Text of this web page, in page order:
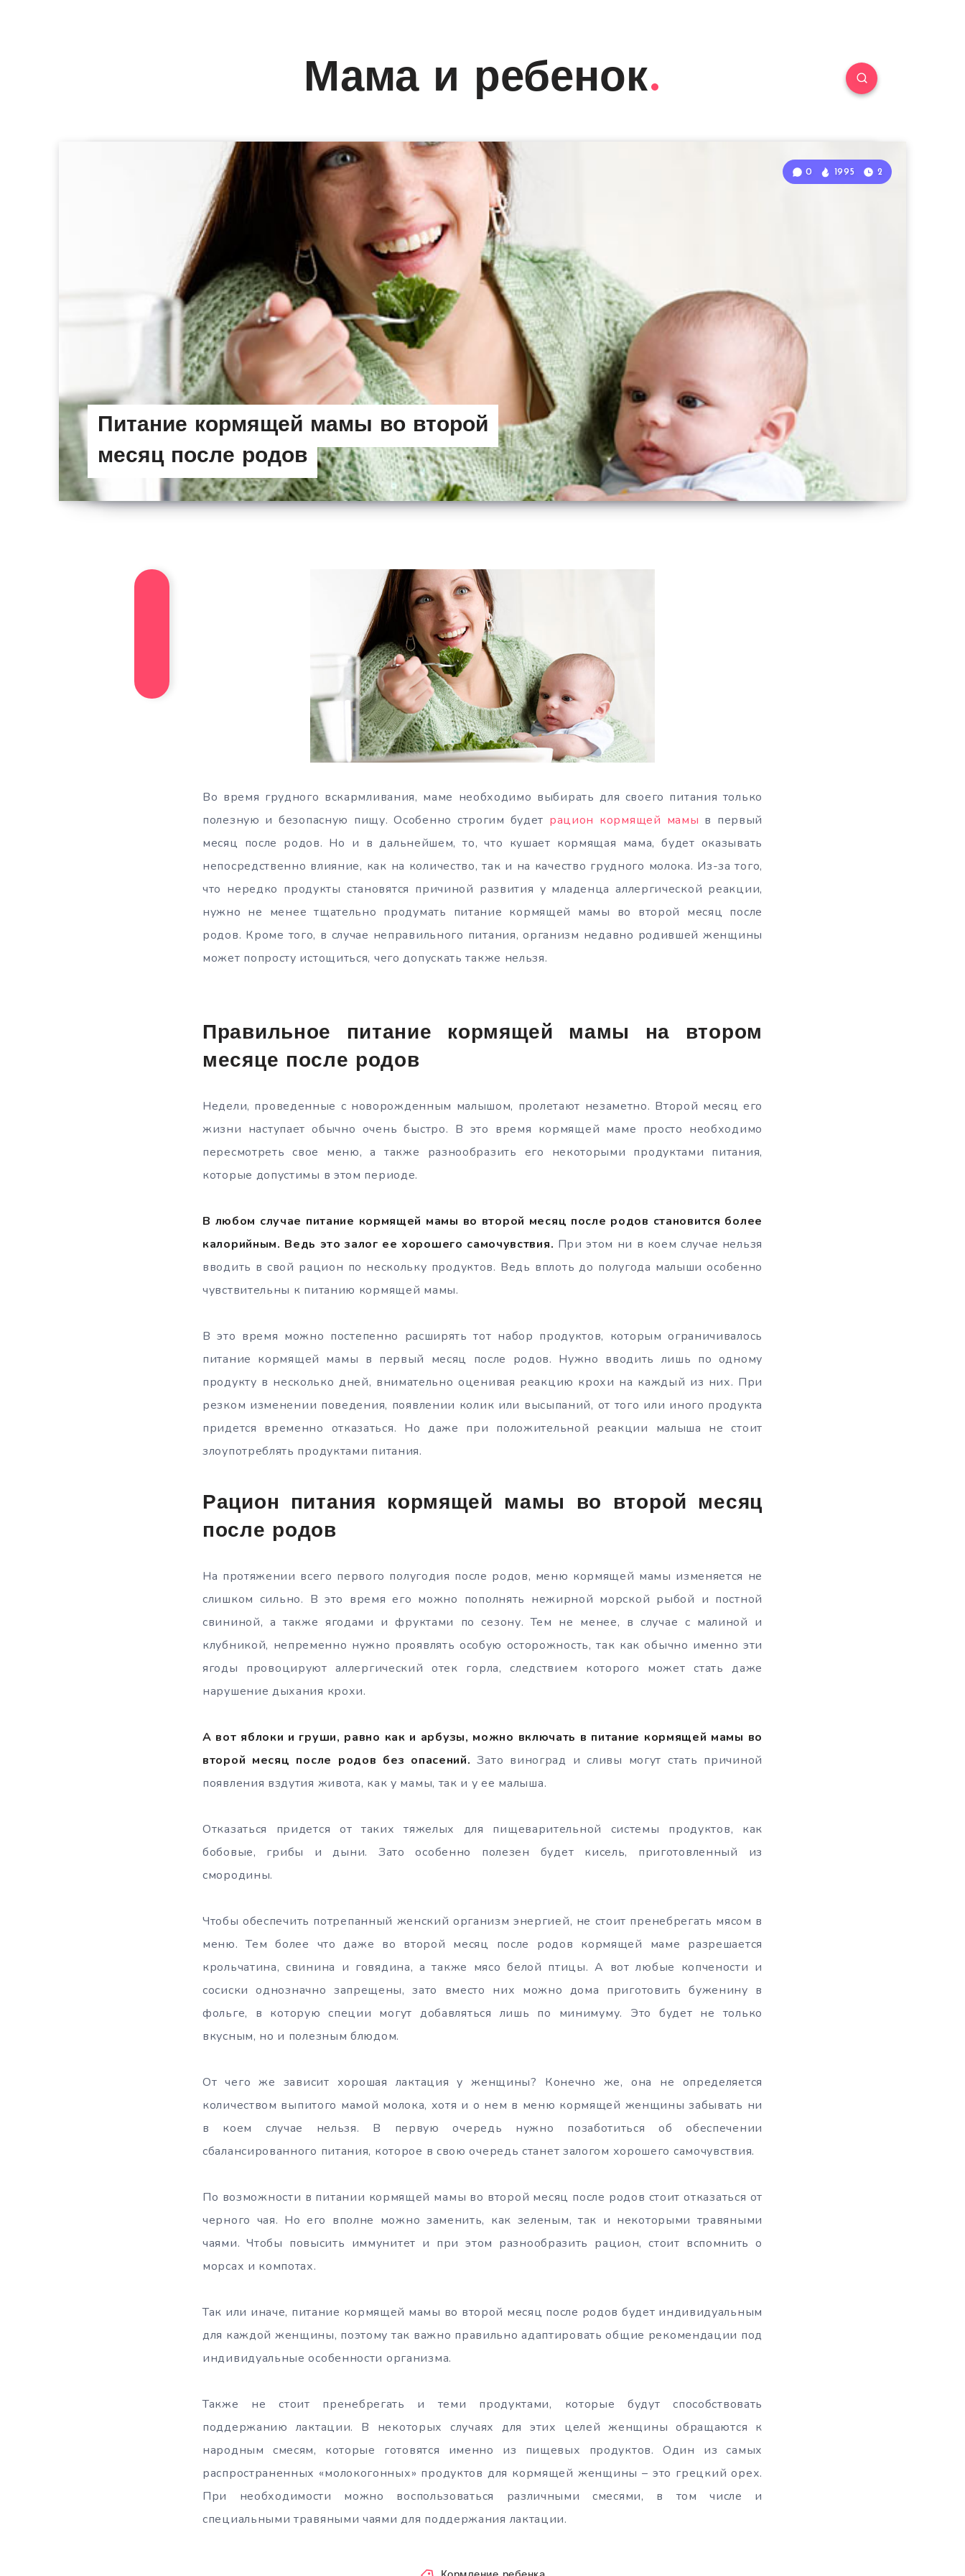
Мама и ребенок
Питание кормящей мамы во второй
месяц после родов
0 1995 2
Во время грудного вскармливания, маме необходимо выбирать для своего питания только
полезную и безопасную пищу. Особенно строгим будет рацион кормящей мамы в первый
месяц после родов. Но и в дальнейшем, то, что кушает кормящая мама, будет оказывать
непосредственно влияние, как на количество, так и на качество грудного молока. Из-за того,
что нередко продукты становятся причиной развития у младенца аллергической реакции,
нужно не менее тщательно продумать питание кормящей мамы во второй месяц после
родов. Кроме того, в случае неправильного питания, организм недавно родившей женщины
может попросту истощиться, чего допускать также нельзя.
Правильное питание кормящей мамы на втором
месяце после родов
Недели, проведенные с новорожденным малышом, пролетают незаметно. Второй месяц его
жизни наступает обычно очень быстро. В это время кормящей маме просто необходимо
пересмотреть свое меню, а также разнообразить его некоторыми продуктами питания,
которые допустимы в этом периоде.
В любом случае питание кормящей мамы во второй месяц после родов становится более
калорийным. Ведь это залог ее хорошего самочувствия. При этом ни в коем случае нельзя
вводить в свой рацион по нескольку продуктов. Ведь вплоть до полугода малыши особенно
чувствительны к питанию кормящей мамы.
В это время можно постепенно расширять тот набор продуктов, которым ограничивалось
питание кормящей мамы в первый месяц после родов. Нужно вводить лишь по одному
продукту в несколько дней, внимательно оценивая реакцию крохи на каждый из них. При
резком изменении поведения, появлении колик или высыпаний, от того или иного продукта
придется временно отказаться. Но даже при положительной реакции малыша не стоит
злоупотреблять продуктами питания.
Рацион питания кормящей мамы во второй месяц
после родов
На протяжении всего первого полугодия после родов, меню кормящей мамы изменяется не
слишком сильно. В это время его можно пополнять нежирной морской рыбой и постной
свининой, а также ягодами и фруктами по сезону. Тем не менее, в случае с малиной и
клубникой, непременно нужно проявлять особую осторожность, так как обычно именно эти
ягоды провоцируют аллергический отек горла, следствием которого может стать даже
нарушение дыхания крохи.
А вот яблоки и груши, равно как и арбузы, можно включать в питание кормящей мамы во
второй месяц после родов без опасений. Зато виноград и сливы могут стать причиной
появления вздутия живота, как у мамы, так и у ее малыша.
Отказаться придется от таких тяжелых для пищеварительной системы продуктов, как
бобовые, грибы и дыни. Зато особенно полезен будет кисель, приготовленный из
смородины.
Чтобы обеспечить потрепанный женский организм энергией, не стоит пренебрегать мясом в
меню. Тем более что даже во второй месяц после родов кормящей маме разрешается
крольчатина, свинина и говядина, а также мясо белой птицы. А вот любые копчености и
сосиски однозначно запрещены, зато вместо них можно дома приготовить буженину в
фольге, в которую специи могут добавляться лишь по минимуму. Это будет не только
вкусным, но и полезным блюдом.
От чего же зависит хорошая лактация у женщины? Конечно же, она не определяется
количеством выпитого мамой молока, хотя и о нем в меню кормящей женщины забывать ни
в коем случае нельзя. В первую очередь нужно позаботиться об обеспечении
сбалансированного питания, которое в свою очередь станет залогом хорошего самочувствия.
По возможности в питании кормящей мамы во второй месяц после родов стоит отказаться от
черного чая. Но его вполне можно заменить, как зеленым, так и некоторыми травяными
чаями. Чтобы повысить иммунитет и при этом разнообразить рацион, стоит вспомнить о
морсах и компотах.
Так или иначе, питание кормящей мамы во второй месяц после родов будет индивидуальным
для каждой женщины, поэтому так важно правильно адаптировать общие рекомендации под
индивидуальные особенности организма.
Также не стоит пренебрегать и теми продуктами, которые будут способствовать
поддержанию лактации. В некоторых случаях для этих целей женщины обращаются к
народным смесям, которые готовятся именно из пищевых продуктов. Один из самых
распространенных «молокогонных» продуктов для кормящей женщины – это грецкий орех.
При необходимости можно воспользоваться различными смесями, в том числе и
специальными травяными чаями для поддержания лактации.